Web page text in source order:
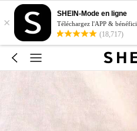
×
SHEIN-Mode en ligne
Téléchargez l'APP &
(18,717)